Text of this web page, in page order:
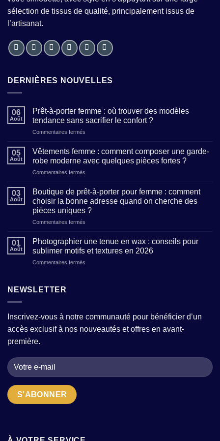
sélection de tissus de qualité, principalement issus de
l’artisanat.
DERNIÈRES NOUVELLES
06
Août
Prêt-à-porter femme : où trouver des modèles
tendance sans sacrifier le confort ?
Commentaires fermés
femme
trouver
des
modèles
tendance
le
confort
05
Août
Vêtements femme : comment composer une garde-
robe moderne avec quelques pièces fortes ?
Commentaires fermés
femme
comment
composer
robe
moderne
avec
03
Août
Boutique de prêt-à-porter pour femme : comment
choisir la bonne adresse quand on cherche des
pièces uniques ?
Commentaires fermés
à-
adresse
01
Août
Photographier une tenue en wax : conseils pour
sublimer motifs et textures en 2026
Commentaires fermés
conseils
pour
2026
NEWSLETTER
Inscrivez-vous à notre communauté pour bénéficier d’un
accès exclusif à nos nouveautés et offres en avant-
première.